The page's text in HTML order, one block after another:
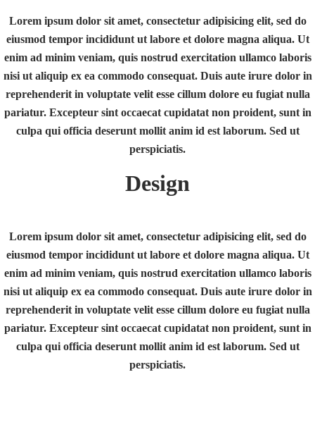
Lorem ipsum dolor sit amet, consectetur adipisicing elit, sed do
eiusmod tempor incididunt ut labore et dolore magna aliqua. Ut
enim ad minim veniam, quis nostrud exercitation ullamco laboris
nisi ut aliquip ex ea commodo consequat. Duis aute irure dolor in
reprehenderit in voluptate velit esse cillum dolore eu fugiat nulla
pariatur. Excepteur sint occaecat cupidatat non proident, sunt in
culpa qui officia deserunt mollit anim id est laborum. Sed ut
perspiciatis.
Design
Lorem ipsum dolor sit amet, consectetur adipisicing elit, sed do
eiusmod tempor incididunt ut labore et dolore magna aliqua. Ut
enim ad minim veniam, quis nostrud exercitation ullamco laboris
nisi ut aliquip ex ea commodo consequat. Duis aute irure dolor in
reprehenderit in voluptate velit esse cillum dolore eu fugiat nulla
pariatur. Excepteur sint occaecat cupidatat non proident, sunt in
culpa qui officia deserunt mollit anim id est laborum. Sed ut
perspiciatis.